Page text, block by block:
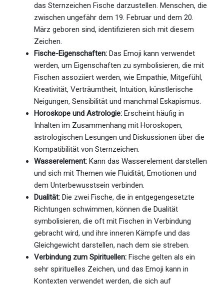
das Sternzeichen Fische darzustellen. Menschen, die
zwischen ungefähr dem 19. Februar und dem 20.
März geboren sind, identifizieren sich mit diesem
Zeichen.
Fische-Eigenschaften: Das Emoji kann verwendet
werden, um Eigenschaften zu symbolisieren, die mit
Fischen assoziiert werden, wie Empathie, Mitgefühl,
Kreativität, Verträumtheit, Intuition, künstlerische
Neigungen, Sensibilität und manchmal Eskapismus.
Horoskope und Astrologie: Erscheint häufig in
Inhalten im Zusammenhang mit Horoskopen,
astrologischen Lesungen und Diskussionen über die
Kompatibilität von Sternzeichen.
Wasserelement: Kann das Wasserelement darstellen
und sich mit Themen wie Fluidität, Emotionen und
dem Unterbewusstsein verbinden.
Dualität: Die zwei Fische, die in entgegengesetzte
Richtungen schwimmen, können die Dualität
symbolisieren, die oft mit Fischen in Verbindung
gebracht wird, und ihre inneren Kämpfe und das
Gleichgewicht darstellen, nach dem sie streben.
Verbindung zum Spirituellen: Fische gelten als ein
sehr spirituelles Zeichen, und das Emoji kann in
Kontexten verwendet werden, die sich auf